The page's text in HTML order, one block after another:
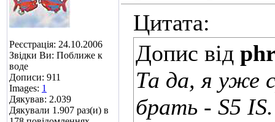
Реєстрація: 24.10.2006
Звідки Ви: Поближе к
воде
Дописи: 911
Images: 1
Дякував: 2.039
Дякували 1.907 раз(и) в
Цитата:
Допис від
Та да, я уже
брать - S5